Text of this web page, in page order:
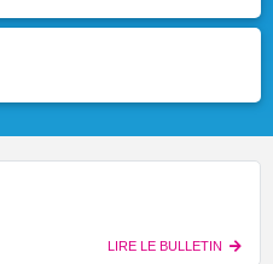
LIRE LE BULLETIN